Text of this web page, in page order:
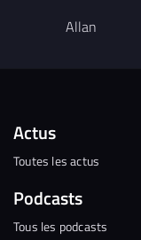
Allan
Actus
Toutes les actus
Podcasts
Tous les podcasts